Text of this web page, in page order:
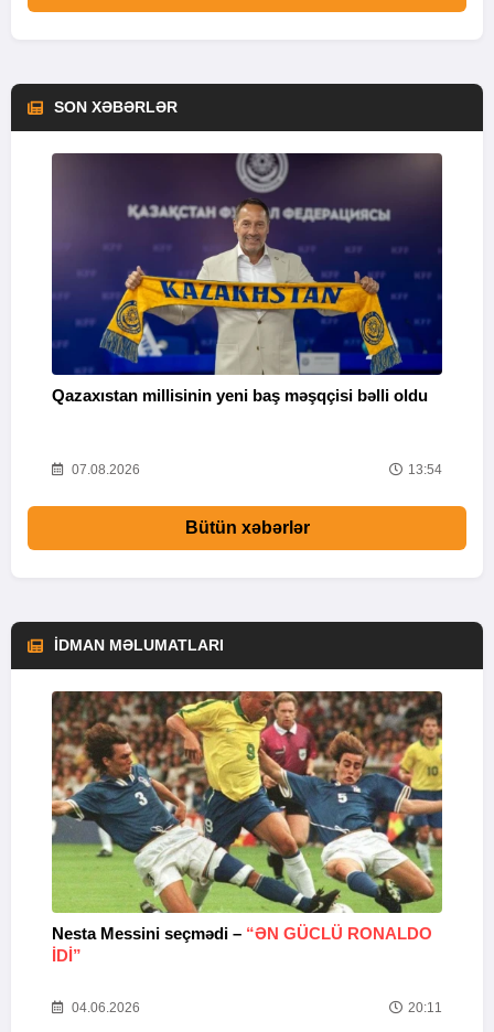
SON XƏBƏRLƏR
Qazaxıstan millisinin yeni baş məşqçisi bəlli oldu
07.08.2026 13:54
Bütün xəbərlər
İDMAN MƏLUMATLARI
Nesta Messini seçmədi – “ƏN GÜCLÜ RONALDO
IDI”
04.06.2026 20:11